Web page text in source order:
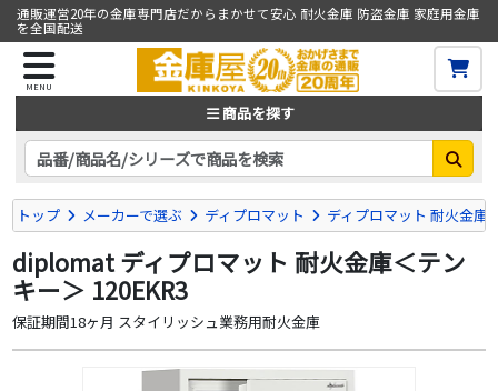
通販運営20年の金庫専門店だからまかせて安心 耐火金庫 防盗金庫 家庭用金庫
を全国配送
MENU
商品を探す
トップ メーカーで選ぶ ディプロマット ディプロマット 耐火金庫
diplomat ディプロマット 耐火金庫＜テン
キー＞ 120EKR3
保証期間18ヶ月 スタイリッシュ業務用耐火金庫